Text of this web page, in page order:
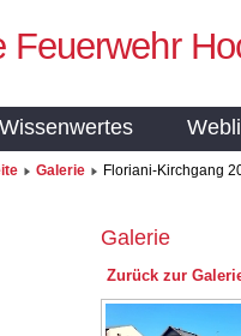
Feuerwehr
Wissenwertes
Galerie Floriani-Kirchgang
Galerie
Zurück zur